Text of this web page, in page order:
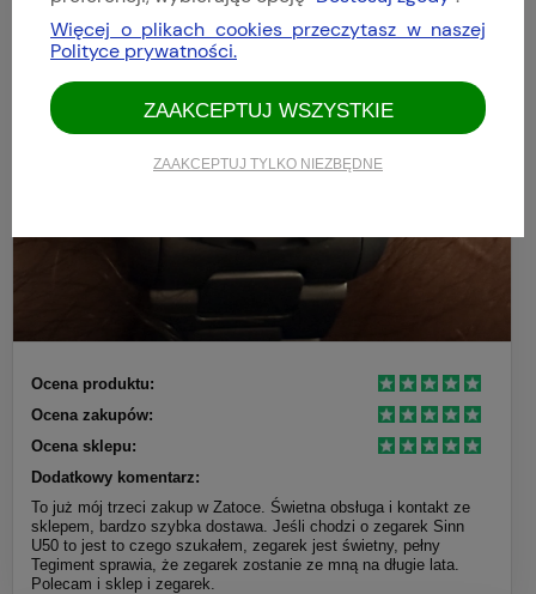
Ocena produktu:
Ocena zakupów:
Ocena sklepu:
Dodatkowy komentarz:
To już mój trzeci zakup w Zatoce. Świetna obsługa i kontakt ze
sklepem, bardzo szybka dostawa. Jeśli chodzi o zegarek Sinn
U50 to jest to czego szukałem, zegarek jest świetny, pełny
Tegiment sprawia, że zegarek zostanie ze mną na długie lata.
Polecam i sklep i zegarek.
Więcej o plikach cookies przeczytasz w naszej
Polityce prywatności.
ZAAKCEPTUJ TYLKO NIEZBĘDNE
ZAAKCEPTUJ WSZYSTKIE